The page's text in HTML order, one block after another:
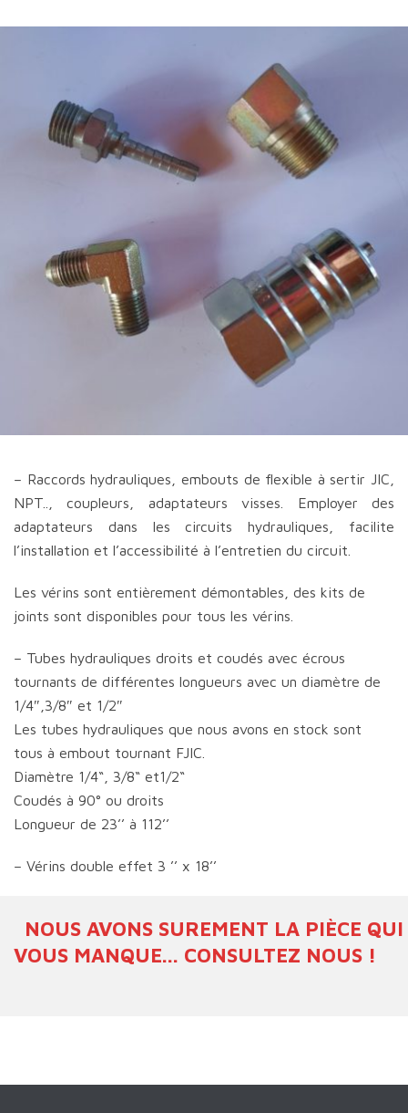
– Raccords hydrauliques, embouts de flexible à sertir JIC,
NPT.., coupleurs, adaptateurs visses. Employer des
adaptateurs dans les circuits hydrauliques, facilite
l’installation et l’accessibilité à l’entretien du circuit.
Les vérins sont entièrement démontables, des kits de
joints sont disponibles pour tous les vérins.
– Tubes hydrauliques droits et coudés avec écrous
tournants de différentes longueurs avec un diamètre de
1/4″,3/8″ et 1/2″
Les tubes hydrauliques que nous avons en stock sont
tous à embout tournant FJIC.
Diamètre 1/4“, 3/8“ et1/2“
Coudés à 90° ou droits
Longueur de 23’’ à 112’’
– Vérins double effet 3 ’’ x 18’’
NOUS AVONS SUREMENT LA PIÈCE QUI
VOUS MANQUE... CONSULTEZ NOUS !